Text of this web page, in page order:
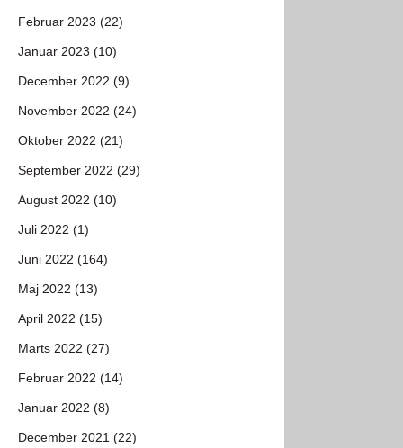
Februar 2023 (22)
Januar 2023 (10)
December 2022 (9)
November 2022 (24)
Oktober 2022 (21)
September 2022 (29)
August 2022 (10)
Juli 2022 (1)
Juni 2022 (164)
Maj 2022 (13)
April 2022 (15)
Marts 2022 (27)
Februar 2022 (14)
Januar 2022 (8)
December 2021 (22)